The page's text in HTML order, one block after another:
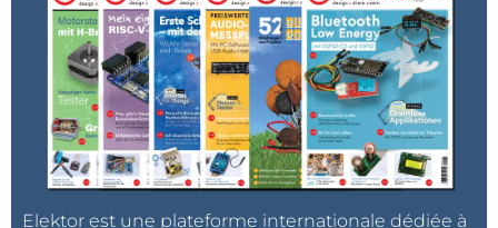
Elektor est une plateforme internationale dédiée à